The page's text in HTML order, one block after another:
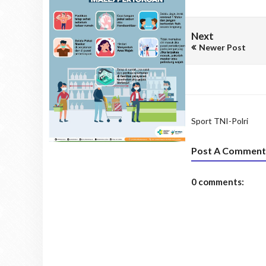
Next
Newer Post
Sport TNI-Polri
Post A
0 comments: